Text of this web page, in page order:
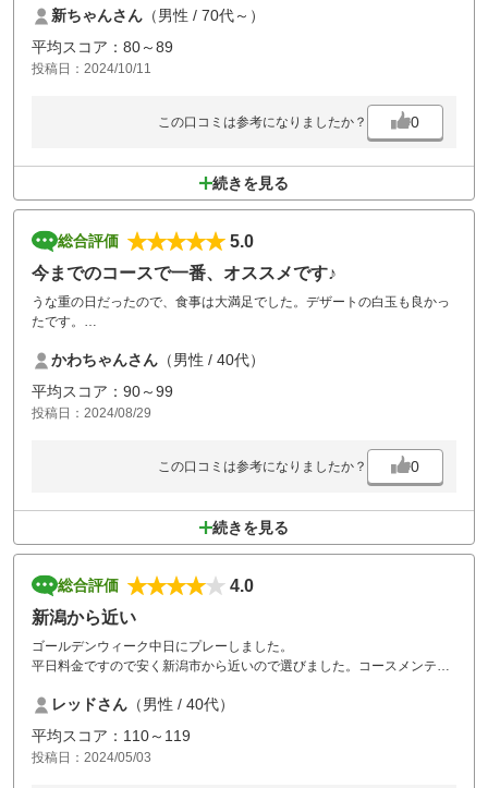
グリーンは芝枯れが多く斑模様
加えて、スパイクの引摺り後が多くデポットも修理せずでした。これは
プレーヤーの問題かと思うが、ゴルフ場側も充分留意して下さい。
新ちゃんさん （男性 / 70代～）
平均スコア：80～89
投稿日：2024/10/11
この口コミは参考になりましたか？ 0
続きを見る
総合評価
5.0
今までのコースで一番、オススメです♪
うな重の日だったので、食事は大満足でした。デザートの白玉も良かっ
たです。
カートに常備された水筒(冷えた麦茶)、ハウス出入口の麦茶、食事処の
荷物入れとうちわ。風呂場の垢すりタオル(人による)、最新シャワーヘ
ッド、最新ドライヤー等の他のコースではおざなりになるところがいち
いちしっかりしていたので、大満足でした！
かわちゃんさん （男性 / 40代）
平均スコア：90～99
投稿日：2024/08/29
この口コミは参考になりましたか？ 0
続きを見る
総合評価
4.0
新潟から近い
ゴールデンウィーク中日にプレーしました。
平日料金ですので安く新潟市から近いので選びました。コースメンテナ
頂きました。
また、機械があれば利用させて頂きます。
レッドさん （男性 / 40代）
平均スコア：110～119
投稿日：2024/05/03